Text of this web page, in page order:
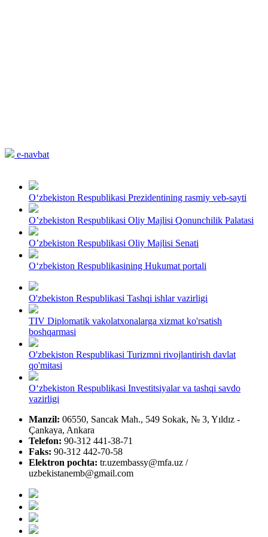
e-navbat
O‘zbekiston Respublikasi Prezidentining rasmiy veb-sayti
O’zbekiston Respublikasi Oliy Majlisi Qonunchilik Palatasi
O’zbekiston Respublikasi Oliy Majlisi Senati
O‘zbekiston Respublikasining Hukumat portali
O'zbekiston Respublikasi Tashqi ishlar vazirligi
TIV Diplomatik vakolatxonalarga xizmat ko'rsatish
boshqarmasi
O'zbekiston Respublikasi Turizmni rivojlantirish davlat
qo'mitasi
Oʻzbekiston Respublikasi Investitsiyalar va tashqi savdo
vazirligi
Manzil: 06550, Sancak Mah., 549 Sokak, № 3, Yıldız -
Çankaya, Ankara
Telefon: 90-312 441-38-71
Faks: 90-312 442-70-58
Elektron pochta: tr.uzembassy@mfa.uz /
uzbekistanemb@gmail.com